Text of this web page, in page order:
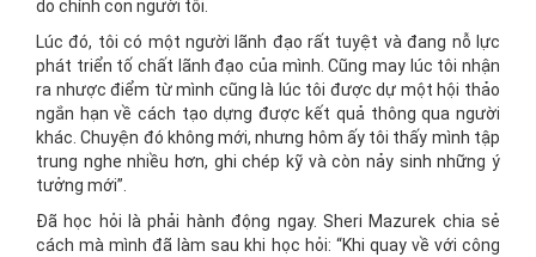
do chính con người tôi.
Lúc đó, tôi có một người lãnh đạo rất tuyệt và đang nỗ lực
phát triển tố chất lãnh đạo của mình. Cũng may lúc tôi nhận
ra nhược điểm từ mình cũng là lúc tôi được dự một hội thảo
ngắn hạn về cách tạo dựng được kết quả thông qua người
khác. Chuyện đó không mới, nhưng hôm ấy tôi thấy mình tập
trung nghe nhiều hơn, ghi chép kỹ và còn nảy sinh những ý
tưởng mới”.
Đã học hỏi là phải hành động ngay. Sheri Mazurek chia sẻ
cách mà mình đã làm sau khi học hỏi: “Khi quay về với công